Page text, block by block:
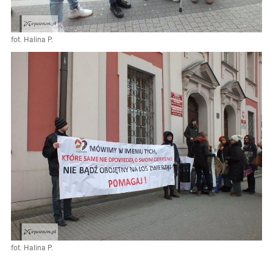
fot. Halina P.
fot. Halina P.